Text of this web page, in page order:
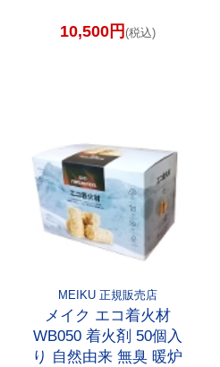
10,500円 (税込)
MEIKU 正規販売店
メイク エコ着火材
WB050 着火剤 50個入
り 自然由来 無臭 暖炉